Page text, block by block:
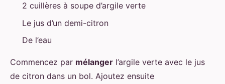
2 cuillères à soupe d’argile verte
Le jus d’un demi-citron
De l’eau
Commencez par mélanger l’argile verte avec le jus
de citron dans un bol. Ajoutez ensuite